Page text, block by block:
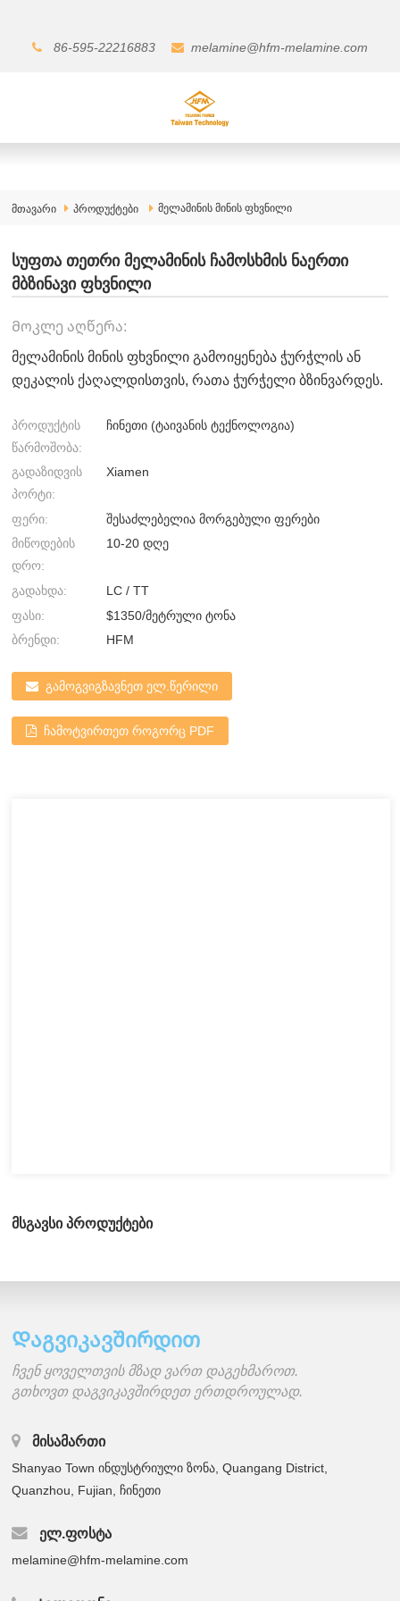
86-595-22216883 melamine@hfm-melamine.com
მთავარი პროდუქტები მელამინის მინის ფხვნილი
სუფთა თეთრი მელამინის ჩამოსხმის ნაერთი
მბზინავი ფხვნილი
Მოკლე აღწერა:
მელამინის მინის ფხვნილი გამოიყენება ჭურჭლის ან
დეკალის ქაღალდისთვის, რათა ჭურჭელი ბზინვარდეს.
პროდუქტის
წარმოშობა:
ჩინეთი (ტაივანის ტექნოლოგია)
გადაზიდვის
პორტი:
Xiamen
ფერი:
შესაძლებელია მორგებული ფერები
მიწოდების
დრო:
10-20 დღე
გადახდა:
LC / TT
ფასი:
$1350/მეტრული ტონა
ბრენდი:
HFM
გამოგვიგზავნეთ ელ.წერილი
ჩამოტვირთეთ როგორც PDF
მსგავსი პროდუქტები
Დაგვიკავშირდით
ჩვენ ყოველთვის მზად ვართ დაგეხმაროთ.
გთხოვთ დაგვიკავშირდეთ ერთდროულად.
ᲛᲘᲡᲐᲛᲐᲠᲗᲘ
Shanyao Town ინდუსტრიული ზონა, Quangang District,
Quanzhou, Fujian, ჩინეთი
ᲔᲚ.ᲤᲝᲡᲢᲐ
melamine@hfm-melamine.com